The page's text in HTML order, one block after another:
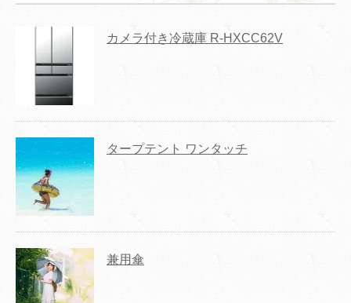
カメラ付き冷蔵庫 R-HXCC62V
タープテント ワンタッチ
兼用傘